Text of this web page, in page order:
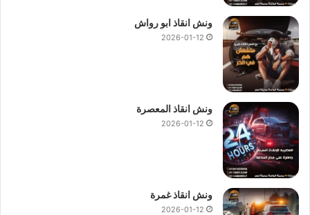
ونش انقاذ ابو رواش
2026-01-12
ونش انقاذ المعصرة
2026-01-12
ونش انقاذ غمرة
2026-01-12